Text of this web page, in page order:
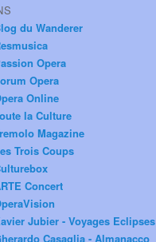
du Wanderer
Opera
Opera
Online
la Culture
Magazine
Trois Coups
Concert
Jubier - Voyages Eclipses
Casaglia - Almanacco